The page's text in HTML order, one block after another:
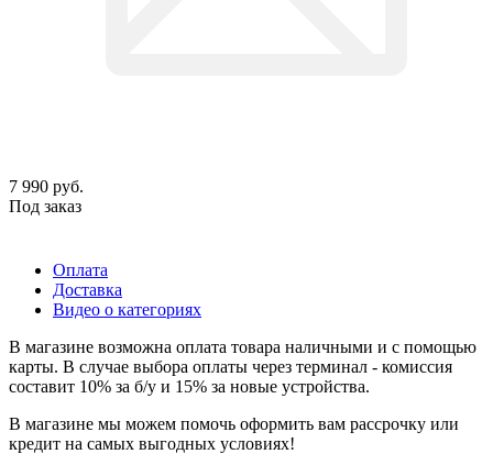
7 990 руб.
Под заказ
Оплата
Доставка
Видео о категориях
В магазине возможна оплата товара наличными и с помощью
карты. В случае выбора оплаты через терминал - комиссия
составит 10% за б/у и 15% за новые устройства.
В магазине мы можем помочь оформить вам рассрочку или
кредит на самых выгодных условиях!